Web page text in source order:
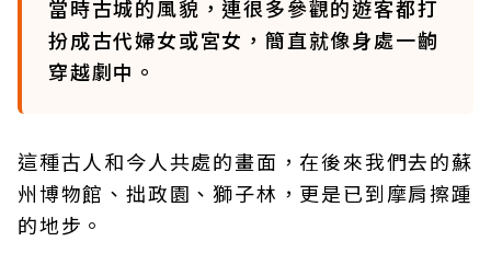
當時古城的風貌，連很多參觀的遊客都打
扮成古代婦女或宮女，簡直就像身處一齣
穿越劇中。
這種古人和今人共處的畫面，在後來我們去的蘇
州博物館、拙政園、獅子林，更是已到摩肩擦踵
的地步。